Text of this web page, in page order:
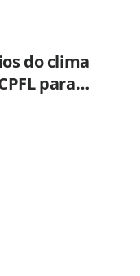
do clima
para